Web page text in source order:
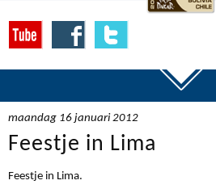
maandag 16 januari 2012
Feestje in Lima
Feestje in Lima.